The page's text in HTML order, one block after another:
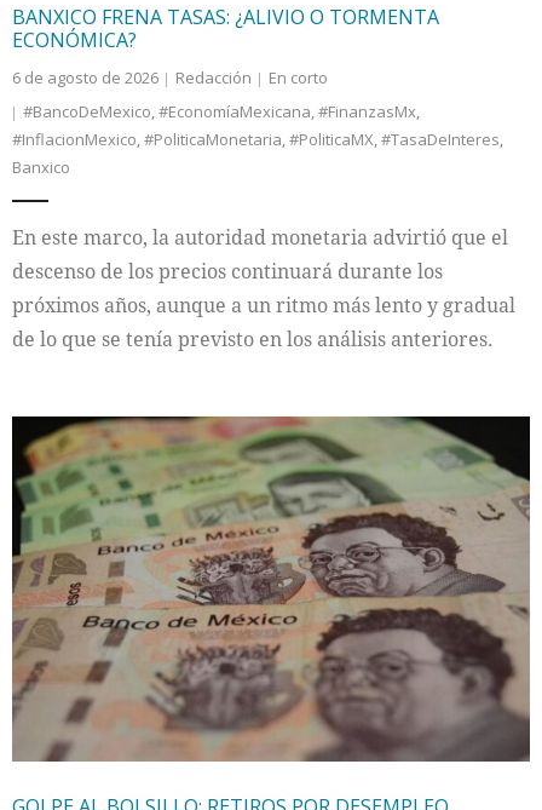
BANXICO FRENA TASAS: ¿ALIVIO O TORMENTA
ECONÓMICA?
6 de agosto de 2026 Redacción
En corto
#BancoDeMexico,#EconomíaMexicana,#FinanzasMx,
#InflacionMexico,#PoliticaMonetaria,#PoliticaMX,#TasaDeInteres,
Banxico
En este marco, la autoridad monetaria advirtió que el
descenso de los precios continuará durante los
próximos años, aunque a un ritmo más lento y gradual
de lo que se tenía previsto en los análisis anteriores.